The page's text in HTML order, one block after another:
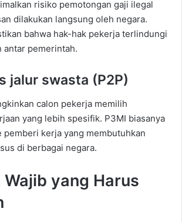
risiko pemotongan gaji ilegal
dilakukan langsung oleh negara.
bahwa hak-hak pekerja terlindungi
antar pemerintah.
jalur swasta (P2P)
calon pekerja memilih
yang lebih spesifik. P3MI biasanya
pemberi kerja yang membutuhkan
di berbagai negara.
Wajib yang Harus